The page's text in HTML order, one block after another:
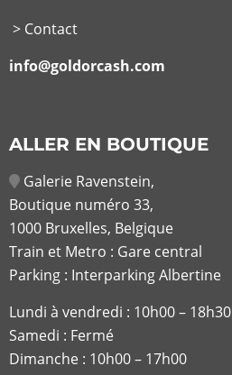
> Contact
info@goldorcash.com
ALLER EN BOUTIQUE
Galerie Ravenstein,
Boutique numéro 33,
1000 Bruxelles, Belgique
Train et Metro : Gare central
Parking : Interparking Albertine
Lundi à vendredi : 10h00 – 18h30
Samedi : Fermé
Dimanche : 10h00 – 17h00